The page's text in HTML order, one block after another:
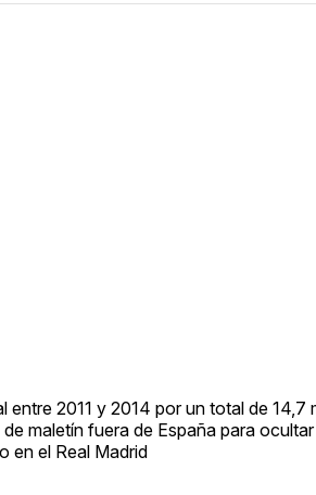
2011 y 2014 por un total de 14,7
maletín fuera de España para
en el Real Madrid